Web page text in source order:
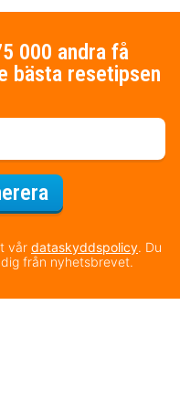
000 andra få
bästa resetipsen
vår dataskyddspolicy. Du
från nyhetsbrevet.